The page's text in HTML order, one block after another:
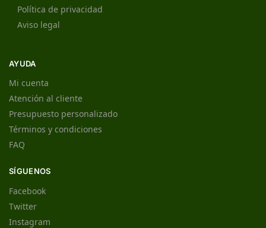
Política de privacidad
Aviso legal
AYUDA
Mi cuenta
Atención al cliente
Presupuesto personalizado
Términos y condiciones
FAQ
SÍGUENOS
Facebook
Twitter
Instagram